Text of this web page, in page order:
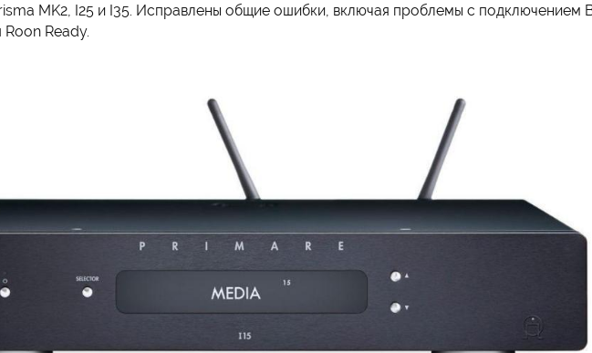
MK2, I25 и I35. Исправлены общие ошибки, включая проблемы с подключением
Roon Ready.